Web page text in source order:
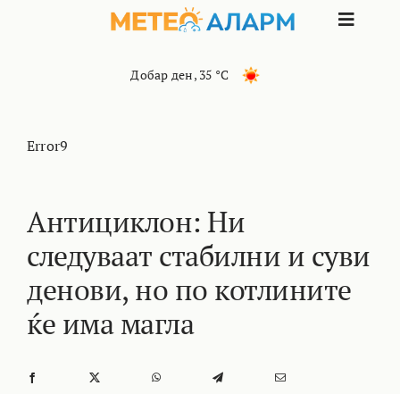
Toggle
КОНТАКТ
Добар ден, 35 °C
Error9
Антициклон: Ни
следуваат стабилни и суви
денови, но по котлините
ќе има магла